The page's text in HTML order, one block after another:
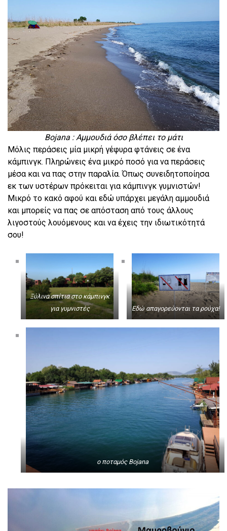
Bojana : Αμμουδιά όσο βλέπει το μάτι
Μόλις περάσεις μία μικρή γέφυρα φτάνεις σε ένα
κάμπινγκ. Πληρώνεις ένα μικρό ποσό για να περάσεις
μέσα και να πας στην παραλία. Όπως συνειδητοποίησα
εκ των υστέρων πρόκειται για κάμπινγκ γυμνιστών!
Μικρό το κακό αφού και εδώ υπάρχει μεγάλη αμμουδιά
και μπορείς να πας σε απόσταση από τους άλλους
λιγοστούς λουόμενους και να έχεις την ιδιωτικότητά
σου!
Ξύλινα σπίτια στο κάμπινγκ
για γυμνιστές
Εδώ απαγορεύονται τα ρούχα!
ο ποταμός Bojana